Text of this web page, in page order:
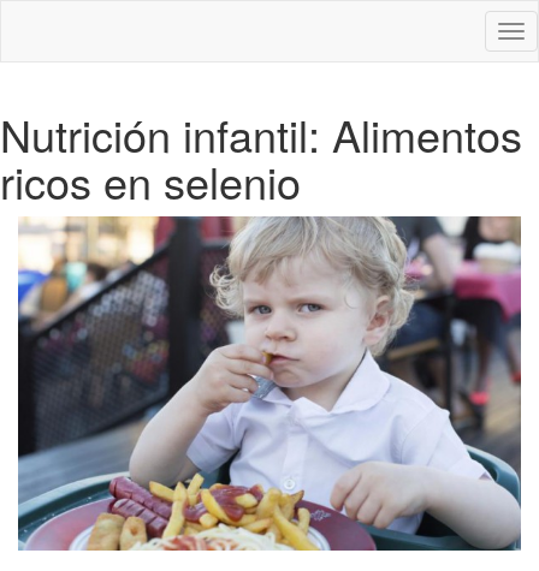
Nutrición infantil: Alimentos
ricos en selenio